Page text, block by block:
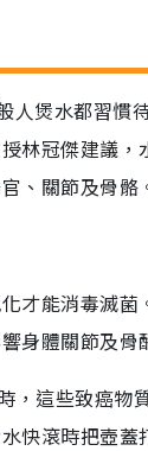
人煲水都習慣
林冠傑建議
、關節及骨骼
才能消毒滅
身體關節及
這些致癌物
快滾時把壺